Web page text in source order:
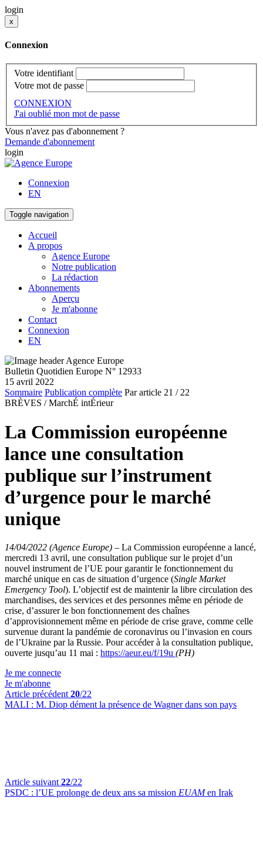
login
x
Connexion
Votre identifiant
Votre mot de passe
CONNEXION
J'ai oublié mon mot de passe
Vous n'avez pas d'abonnement ?
Demande d'abonnement
login
Connexion
EN
Toggle navigation
Accueil
A propos
Agence Europe
Notre publication
La rédaction
Abonnements
Aperçu
Je m'abonne
Contact
Connexion
EN
Bulletin Quotidien Europe N° 12933
15 avril 2022
Sommaire Publication complète Par article 21 / 22
BRÈVES / MarchÉ intÉrieur
La Commission européenne
lance une consultation
publique sur l’instrument
d’urgence pour le marché
unique
14/04/2022 (Agence Europe) – La Commission européenne a lancé,
mercredi 13 avril, une consultation publique sur le projet d’un
nouvel instrument de l’UE pour garantir le fonctionnement du
marché unique en cas de situation d’urgence (Single Market
Emergency Tool). L’objectif est de maintenir la libre circulation des
marchandises, des services et des personnes même en période de
crise, d’assurer le bon fonctionnement des chaînes
d’approvisionnement même en période de crise grave, comme celle
survenue durant la pandémie de coronavirus ou l’invasion en cours
de l’Ukraine par la Russie. Pour accéder à la consultation publique,
ouverte jusqu’au 11 mai : https://aeur.eu/f/19u (PH)
Je me connecte
Je m'abonne
Article précédent 20/22
MALI : M. Diop dément la présence de Wagner dans son pays
Article suivant 22/22
PSDC : l’UE prolonge de deux ans sa mission EUAMen Irak